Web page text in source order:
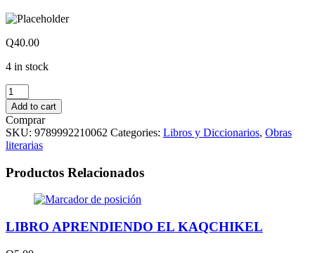
Q40.00
4 in stock
POPOL
VUH
PARA
NIÑOS
quantity
Add to cart
Comprar
SKU: 9789992210062 Categories: Libros y Diccionarios, Obras
literarias
Productos Relacionados
LIBRO APRENDIENDO EL KAQCHIKEL